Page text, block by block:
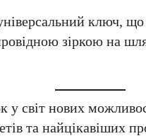
ключ, що
зіркою на
у світ нових
та найцікавіших